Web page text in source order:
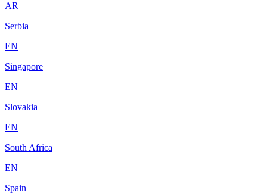
AR
Serbia
EN
Singapore
EN
Slovakia
EN
South Africa
EN
Spain